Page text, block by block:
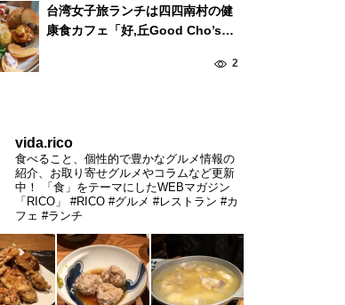
台湾女子旅ランチは四四南村の健
康食カフェ「好,丘Good Cho’s」
2
vida.rico
食べること、個性的で豊かなグルメ情報の
紹介、お取り寄せグルメやコラムなど更新
中！
「食」をテーマにしたWEBマガジン
「RICO」
#RICO #グルメ #レストラン #カ
フェ #ランチ